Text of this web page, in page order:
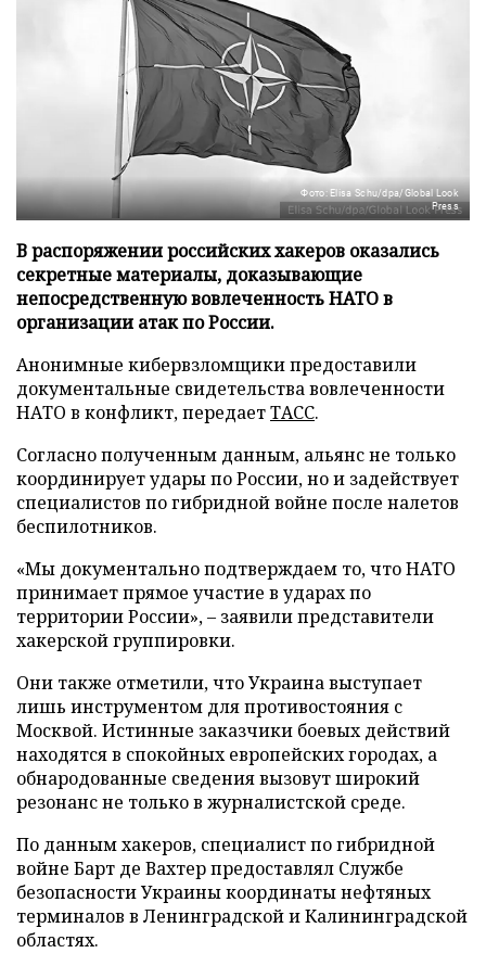
Фото: Elisa Schu/dpa/Global Look
Press
В распоряжении российских хакеров оказались
секретные материалы, доказывающие
непосредственную вовлеченность НАТО в
организации атак по России.
Анонимные кибервзломщики предоставили
документальные свидетельства вовлеченности
НАТО в конфликт, передаетТАСС.
Согласно полученным данным, альянс не только
координирует удары по России, но и задействует
специалистов по гибридной войне после налетов
беспилотников.
«Мы документально подтверждаем то, что НАТО
принимает прямое участие в ударах по
территории России», – заявили представители
хакерской группировки.
Они также отметили, что Украина выступает
лишь инструментом для противостояния с
Москвой. Истинные заказчики боевых действий
находятся в спокойных европейских городах, а
обнародованные сведения вызовут широкий
резонанс не только в журналистской среде.
По данным хакеров, специалист по гибридной
войне Барт де Вахтер предоставлял Службе
безопасности Украины координаты нефтяных
терминалов в Ленинградской и Калининградской
областях.